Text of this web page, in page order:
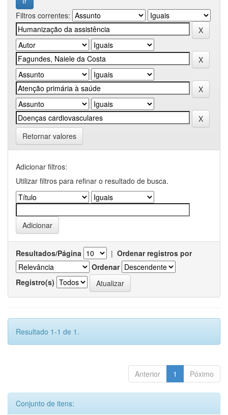
Filtros correntes:
Retornar valores
Adicionar filtros:
Utilizar filtros para refinar o resultado de busca.
Resultados/Página | Ordenar registros por
Ordenar
Registro(s)
Resultado 1-1 de 1.
Anterior 1 Póximo
Conjunto de itens: